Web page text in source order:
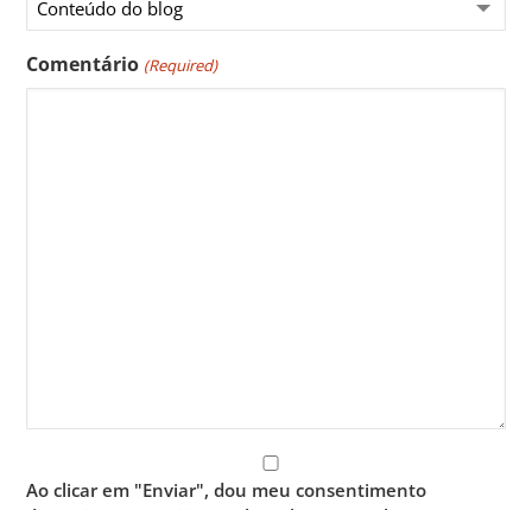
Comentário (Required)
Ao clicar em "Enviar", dou meu consentimento